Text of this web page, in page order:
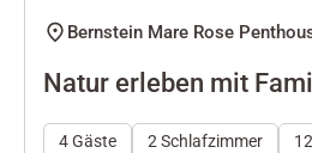
Bernstein Mare Rose
Natur erleben mit
4 Gäste 2 Schlafzimmer